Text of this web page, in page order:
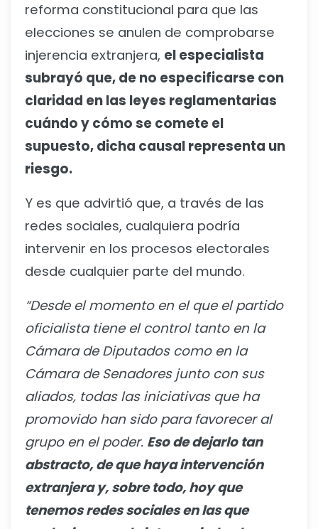
reforma constitucional para que las
elecciones se anulen de comprobarse
injerencia extranjera, el especialista
subrayó que, de no especificarse con
claridad en las leyes reglamentarias
cuándo y cómo se comete el
supuesto, dicha causal representa un
riesgo.
Y es que advirtió que, a través de las
redes sociales, cualquiera podría
intervenir en los procesos electorales
desde cualquier parte del mundo.
“Desde el momento en el que el partido
oficialista tiene el control tanto en la
Cámara de Diputados como en la
Cámara de Senadores junto con sus
aliados, todas las iniciativas que ha
promovido han sido para favorecer al
grupo en el poder. Eso de dejarlo tan
abstracto, de que haya intervención
extranjera y, sobre todo, hoy que
tenemos redes sociales en las que